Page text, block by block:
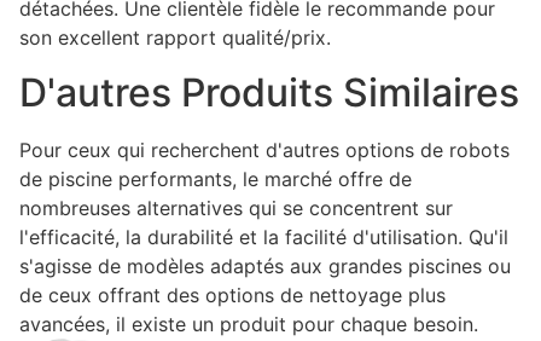
détachées. Une clientèle fidèle le recommande pour
son excellent rapport qualité/prix.
D'autres Produits Similaires
Pour ceux qui recherchent d'autres options de robots
de piscine performants, le marché offre de
nombreuses alternatives qui se concentrent sur
l'efficacité, la durabilité et la facilité d'utilisation. Qu'il
s'agisse de modèles adaptés aux grandes piscines ou
de ceux offrant des options de nettoyage plus
avancées, il existe un produit pour chaque besoin.